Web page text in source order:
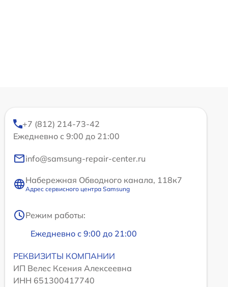
+7 (812) 214-73-42
Ежедневно с 9:00 до 21:00
info@samsung-repair-center.ru
Набережная Обводного канала, 118к7
Адрес сервисного центра Samsung
Режим работы:
Ежедневно с 9:00 до 21:00
РЕКВИЗИТЫ КОМПАНИИ
ИП Велес Ксения Алексеевна
ИНН 651300417740